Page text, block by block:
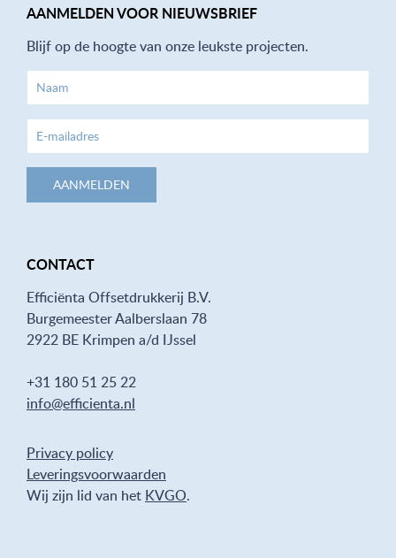
AANMELDEN VOOR NIEUWSBRIEF
Blijf op de hoogte van onze leukste projecten.
AANMELDEN
CONTACT
Efficiënta Offsetdrukkerij B.V.
Burgemeester Aalberslaan 78
2922 BE Krimpen a/d IJssel
+31 180 51 25 22
info@efficienta.nl
Privacy policy
Leveringsvoorwaarden
Wij zijn lid van het KVGO.